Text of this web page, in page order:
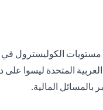
الكوليسترول في
المتحدة ليسوا
بالمسائل المالية.